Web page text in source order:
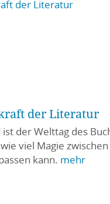
der Literatur
der Welttag des
viel Magie
kann. mehr